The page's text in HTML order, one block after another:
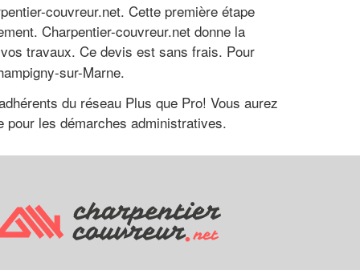
couvreur.net. Cette première étape
Charpentier-couvreur.net donne la
travaux. Ce devis est sans frais. Pour
sur-Marne.
du réseau Plus que Pro! Vous aurez
pour les démarches administratives.